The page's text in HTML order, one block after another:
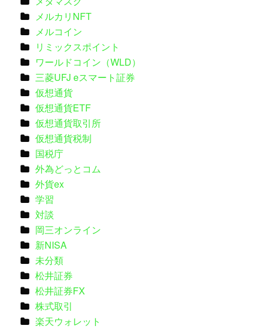
メルカリNFT
メルコイン
リミックスポイント
ワールドコイン（WLD）
三菱UFJ eスマート証券
仮想通貨
仮想通貨ETF
仮想通貨取引所
仮想通貨税制
国税庁
外為どっとコム
外貨ex
学習
対談
岡三オンライン
新NISA
未分類
松井証券
松井証券FX
株式取引
楽天ウォレット